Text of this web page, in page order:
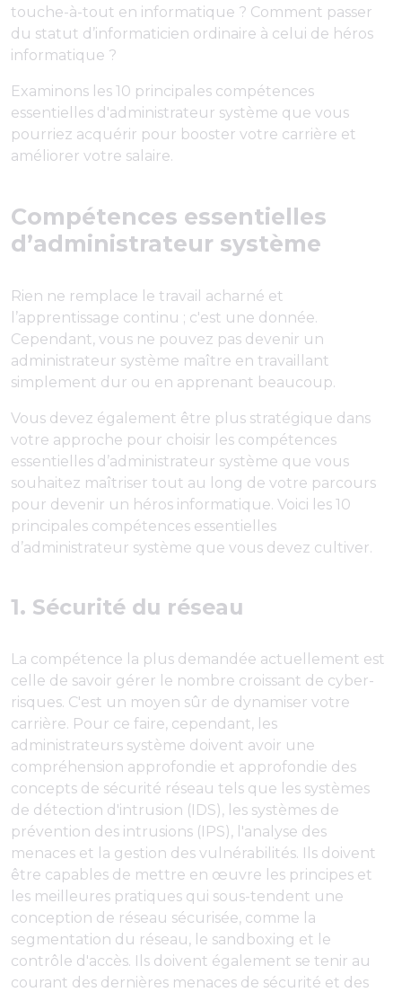
touche-à-tout en informatique ? Comment passer
du statut d’informaticien ordinaire à celui de héros
informatique ?
Examinons les 10 principales compétences
essentielles d'administrateur système que vous
pourriez acquérir pour booster votre carrière et
améliorer votre salaire.
Compétences essentielles
d’administrateur système
Rien ne remplace le travail acharné et
l’apprentissage continu ; c'est une donnée.
Cependant, vous ne pouvez pas devenir un
administrateur système maître en travaillant
simplement dur ou en apprenant beaucoup.
Vous devez également être plus stratégique dans
votre approche pour choisir les compétences
essentielles d’administrateur système que vous
souhaitez maîtriser tout au long de votre parcours
pour devenir un héros informatique. Voici les 10
principales compétences essentielles
d’administrateur système que vous devez cultiver.
1. Sécurité du réseau
La compétence la plus demandée actuellement est
celle de savoir gérer le nombre croissant de cyber-
risques. C'est un moyen sûr de dynamiser votre
carrière. Pour ce faire, cependant, les
administrateurs système doivent avoir une
compréhension approfondie et approfondie des
concepts de sécurité réseau tels que les systèmes
de détection d'intrusion (IDS), les systèmes de
prévention des intrusions (IPS), l'analyse des
menaces et la gestion des vulnérabilités. Ils doivent
être capables de mettre en œuvre les principes et
les meilleures pratiques qui sous-tendent une
conception de réseau sécurisée, comme la
segmentation du réseau, le sandboxing et le
contrôle d'accès. Ils doivent également se tenir au
courant des dernières menaces de sécurité et des